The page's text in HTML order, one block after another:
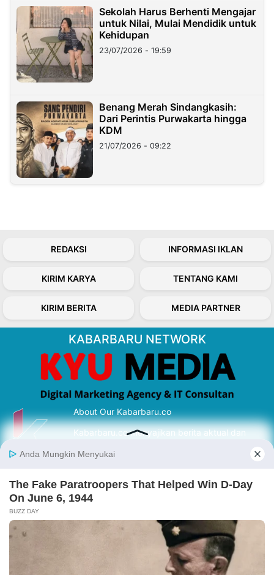
Sekolah Harus Berhenti Mengajar
untuk Nilai, Mulai Mendidik untuk
Kehidupan
23/07/2026 - 19:59
Benang Merah Sindangkasih:
Dari Perintis Purwakarta hingga
KDM
21/07/2026 - 09:22
REDAKSI INFORMASI IKLAN
KIRIM KARYA TENTANG KAMI
KIRIM BERITA MEDIA PARTNER
KABARBARU NETWORK
About Our Kabarbaru.co
Kabarbaru.co menyajikan berita aktual dan
serta terverifikasi dari sumber yang tepat.
Follow Kabarbaru